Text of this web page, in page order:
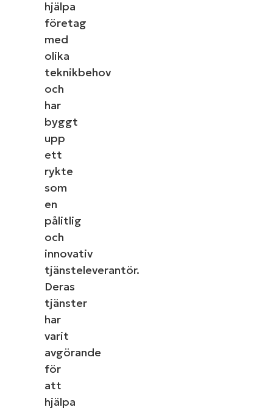
hjälpa
företag
med
olika
teknikbehov
och
har
byggt
upp
ett
rykte
som
en
pålitlig
och
innovativ
tjänsteleverantör.
Deras
tjänster
har
varit
avgörande
för
att
hjälpa